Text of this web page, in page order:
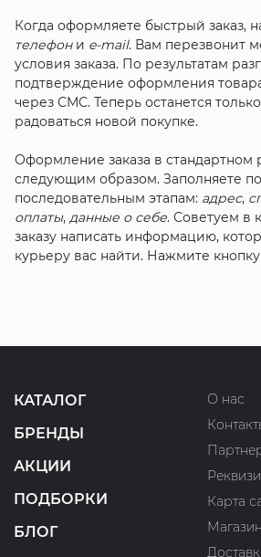
Когда оформляете быстрый заказ,
телефони e-mail. Вам перезвонит
условия заказа. По результатам
подтверждение оформления
через СМС. Теперь останется
радоваться новой покупке.
Оформление заказа в
следующим образом. Заполняете
последовательным этапам: адрес,
оплаты, данные о себе. Советуем в
заказу написать информацию,
курьеру вас найти. Нажмите кнопку
КАТАЛОГ
БРЕНДЫ
АКЦИИ
ПОДБОРКИ
БЛОГ
О нас
Карта